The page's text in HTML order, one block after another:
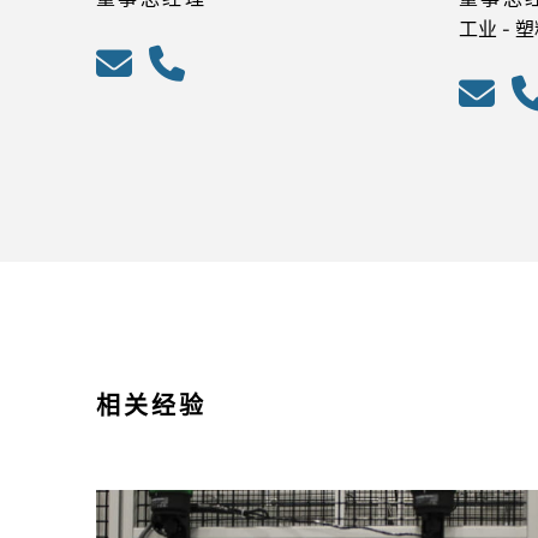
工业 -
相关经验